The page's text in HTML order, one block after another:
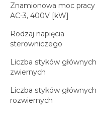
Znamionowa moc
AC-3, 400V [kW]
Rodzaj napięcia
sterowniczego
Liczba styków głównych
zwiernych
Liczba styków głównych
rozwiernych